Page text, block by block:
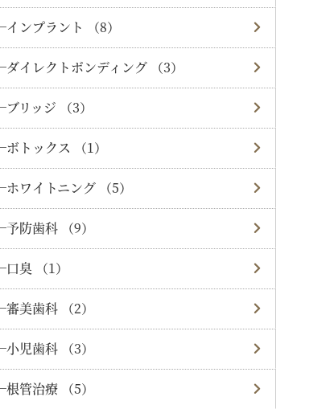
インプラント （8）
ダイレクトボンディング （3）
ブリッジ （3）
ボトックス （1）
ホワイトニング （5）
予防歯科 （9）
口臭 （1）
審美歯科 （2）
小児歯科 （3）
根管治療 （5）